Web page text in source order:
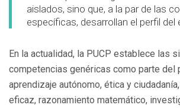
aislados, sino que, a la par de las
específicas, desarrollan el perfil del
En la actualidad, la PUCP establece las
competencias genéricas como parte del
aprendizaje autónomo, ética y
eficaz, razonamiento matemático,